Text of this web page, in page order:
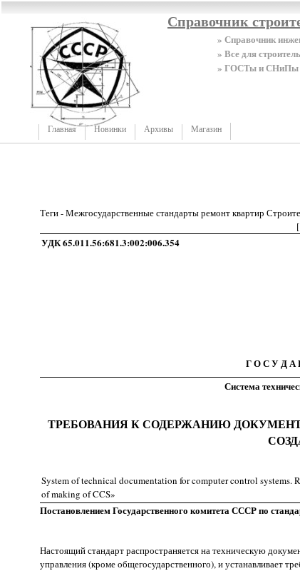
Справочник
» Справочник
» Все для
» ГОСТы и СНиПы
Главная Новинки Архивы Магазин
Теги - Межгосударственные стандарты ремонт квартир
[
УДК 65.011.56:681.3:002:006.354
Г О С У Д
Система
ТРЕБОВАНИЯ К СОДЕРЖАНИЮ
System of technical documentation for computer control
of making of CCS»
Постановлением Государственного комитета СССР по
Настоящий стандарт распространяется на техническую
управления (кроме общегосударственного), и устанавливает